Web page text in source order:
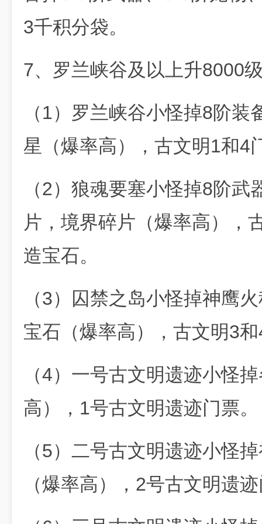
3千积分袋。
7、罗兰峡谷及以上升8000
（1）罗兰峡谷小怪掉8阶
星（爆率高），古文明1和4
（2）狼魂要塞小怪掉8阶
片，境界碎片（爆率高），
造宝石。
（3）囚禁之岛小怪掉神鹰
宝石（爆率高），古文明3
（4）一号古文明遗迹小怪
高），1号古文明遗迹门票。
（5）二号古文明遗迹小怪
（爆率高），2号古文明遗